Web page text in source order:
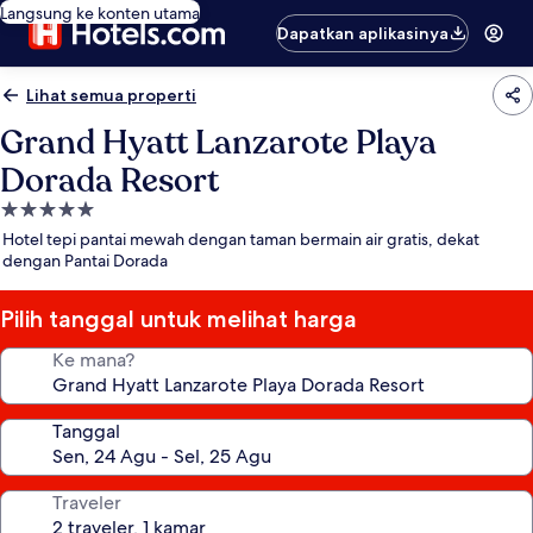
Langsung ke konten utama
Dapatkan aplikasinya
Lihat semua properti
Grand Hyatt Lanzarote Playa
Dorada Resort
Properti
bintang
5.0
Hotel tepi pantai mewah dengan taman bermain air gratis, dekat
dengan Pantai Dorada
Pilih tanggal untuk melihat harga
Ke mana?
Tanggal
Traveler